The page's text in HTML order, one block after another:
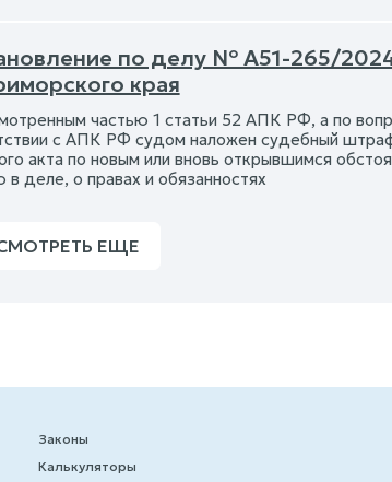
по делу № А51-265/
края
частью 1 статьи 52 АПК РФ, а по
с АПК РФ судом наложен судебный
акта по новым или вновь открывшимся
в деле, о правах и обязанностях
ЕЩЕ
Законы
Калькуляторы